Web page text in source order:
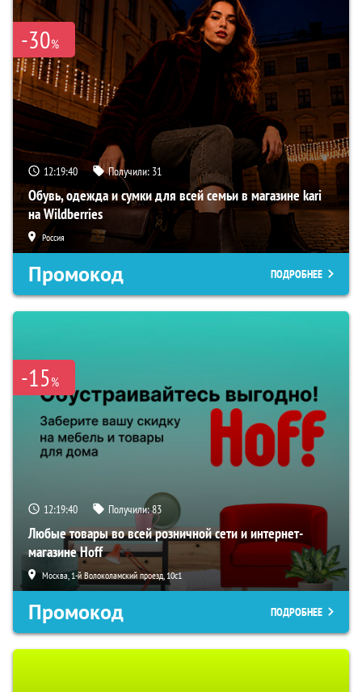
-30%
12:19:39 Получили: 31
Обувь, одежда и сумки для всей семьи в магазине kari
на Wildberries
Россия
Промокод ПОДРОБНЕЕ
-15%
12:19:39 Получили:83
Любые товары во всей розничной сети и интернет-
магазине Hoff
Москва, 1-й Волоколамский проезд, 10с1
Промокод ПОДРОБНЕЕ